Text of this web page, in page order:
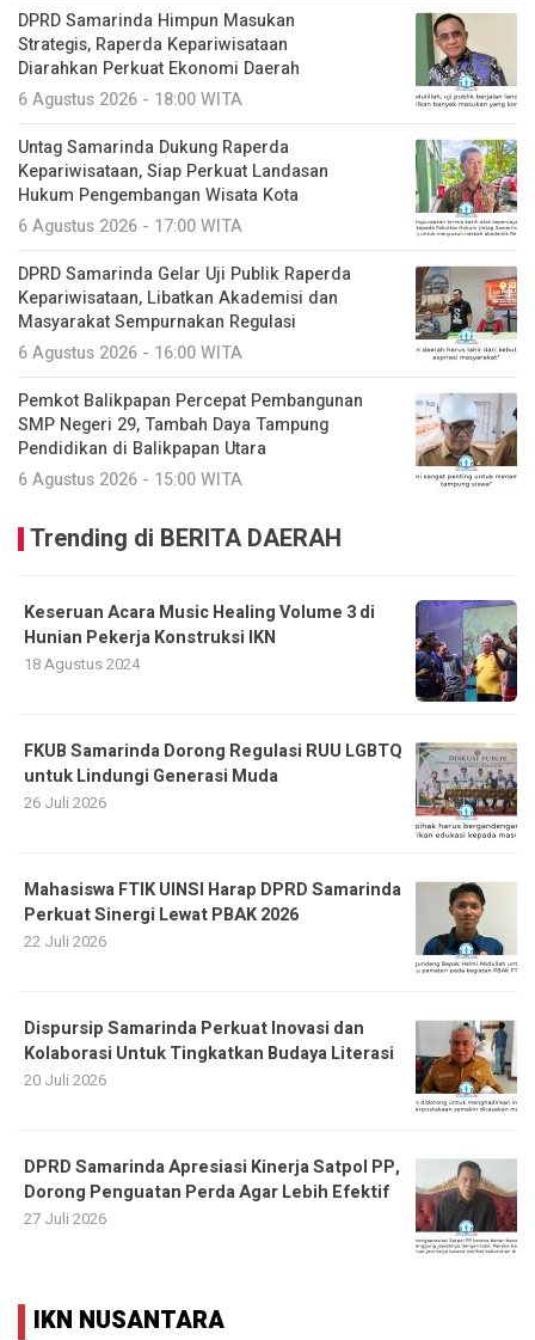
DPRD Samarinda Himpun Masukan
Strategis, Raperda Kepariwisataan
Diarahkan Perkuat Ekonomi Daerah
6 Agustus 2026 - 18:00 WITA
Untag Samarinda Dukung Raperda
Kepariwisataan, Siap Perkuat Landasan
Hukum Pengembangan Wisata Kota
6 Agustus 2026 - 17:00 WITA
DPRD Samarinda Gelar Uji Publik Raperda
Kepariwisataan, Libatkan Akademisi dan
Masyarakat Sempurnakan Regulasi
6 Agustus 2026 - 16:00 WITA
Pemkot Balikpapan Percepat Pembangunan
SMP Negeri 29, Tambah Daya Tampung
Pendidikan di Balikpapan Utara
6 Agustus 2026 - 15:00 WITA
Trending di BERITA DAERAH
Keseruan Acara Music Healing Volume 3 di
Hunian Pekerja Konstruksi IKN
18 Agustus 2024
FKUB Samarinda Dorong Regulasi RUU LGBTQ
untuk Lindungi Generasi Muda
26 Juli 2026
Mahasiswa FTIK UINSI Harap DPRD Samarinda
Perkuat Sinergi Lewat PBAK 2026
22 Juli 2026
Dispursip Samarinda Perkuat Inovasi dan
Kolaborasi Untuk Tingkatkan Budaya Literasi
20 Juli 2026
DPRD Samarinda Apresiasi Kinerja Satpol PP,
Dorong Penguatan Perda Agar Lebih Efektif
27 Juli 2026
IKN NUSANTARA